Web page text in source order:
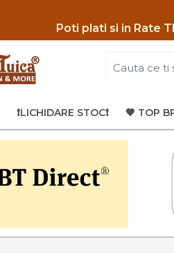
Poti plati si in Rate
❗LICHIDARE STOC❗ 🤎 TOP